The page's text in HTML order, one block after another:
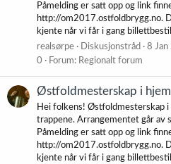
Påmelding er satt opp og link
http://om2017.ostfoldbrygg.no.
kjente når vi får i gang
realsørpe
Diskusjonstråd 8
0
Forum: Regionalt forum
Østfoldmesterskap i
Hei folkens! Østfoldmesterskap
trappene. Arrangementet går av
Påmelding er satt opp og link
http://om2017.ostfoldbrygg.no.
kjente når vi får i gang